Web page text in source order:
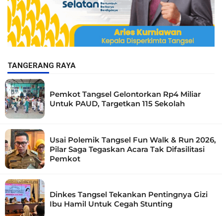
TANGERANG RAYA
Pemkot Tangsel Gelontorkan Rp4 Miliar
Untuk PAUD, Targetkan 115 Sekolah
Usai Polemik Tangsel Fun Walk & Run 2026,
Pilar Saga Tegaskan Acara Tak Difasilitasi
Pemkot
Dinkes Tangsel Tekankan Pentingnya Gizi
Ibu Hamil Untuk Cegah Stunting